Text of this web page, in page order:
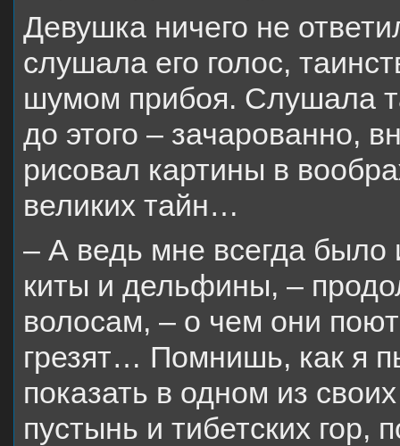
Девушка ничего не
слушала его голос,
шумом прибоя. Слушала
до этого – зачарованно,
рисовал картины в
великих тайн…
– А ведь мне всегда было
киты и дельфины, –
волосам, – о чем они
грезят… Помнишь, как я
показать в одном из
пустынь и тибетских гор,